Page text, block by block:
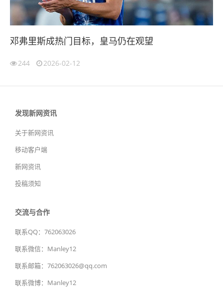
邓弗里斯成热门目标，皇马仍在观望
244 2026-02-12
发现新网资讯
关于新网资讯
移动客户端
新网资讯
投稿须知
交流与合作
联系QQ：762063026
联系微信：Manley12
联系邮箱：762063026@qq.com
联系微博：Manley12